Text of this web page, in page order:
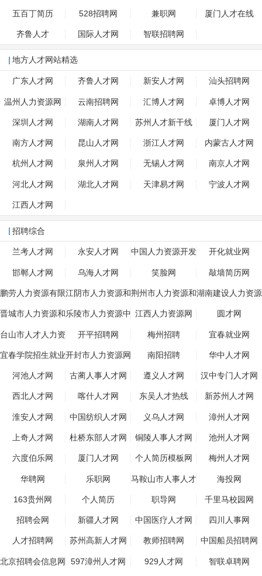
五百丁简历 528招聘网 兼职网 厦门人才在线
齐鲁人才 国际人才网 智联招聘网
地方人才网站精选
广东人才网 齐鲁人才网 新安人才网 汕头招聘网
温州人力资源网 云南招聘网 汇博人才网 卓博人才网
深圳人才网 湖南人才网 苏州人才新干线 厦门人才网
南方人才网 昆山人才网 浙江人才网 内蒙古人才网
杭州人才网 泉州人才网 无锡人才网 南京人才网
河北人才网 湖北人才网 天津易才网 宁波人才网
江西人才网
招聘综合
兰考人才网 永安人才网 中国人力资源开发 开化就业网
邯郸人才网 乌海人才网 笑脸网 敲墙简历网
鹏劳人力资源有限
公司
江阴市人力资源和
社会保障网
荆州市人力资源和
社会保障局
湖南建设人力资源
网
晋城市人力资源和
社会保障信息网
乐陵市人力资源中
心
江西人力资源网 圆才网
台山市人才人力资
源网
开平招聘网 梅州招聘 宜春就业网
宜春学院招生就业
网
开封市人力资源网 南阳招聘 华中人才网
河池人才网 古蔺人事人才网 遵义人才网 汉中专门人才网
西北人才网 喀什人才网 东吴人才热线 新苏州人才网
淮安人才网 中国纺织人才网 义乌人才网 漳州人才网
上奇人才网 杜桥东部人才网 铜陵人事人才网 池州人才网
六度伯乐网 厦门人才网 个人简历模板网 梅州人才网
华聘网 乐职网 马鞍山市人事人才
网
海投网
163贵州网 个人简历 职导网 千里马校园网
招聘会网 新疆人才网 中国医疗人才网 四川人事网
人才招聘网 苏州高新人才网 教师招聘网 中国船员招聘网
北京招聘会信息网 597漳州人才网 929人才网 智联卓聘网